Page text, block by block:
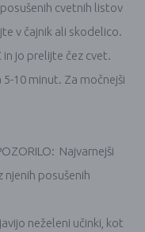
cvetnih listov
v čajnik ali skodelico.
in jo prelijte čez cvet.
10 minut. Za močnejši
Najvarnejši
njenih posušenih
neželeni učinki, kot